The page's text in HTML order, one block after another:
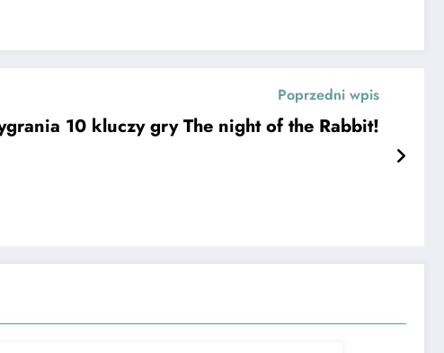
Poprzedni wpis
10 kluczy gry The night of the Rabbit!